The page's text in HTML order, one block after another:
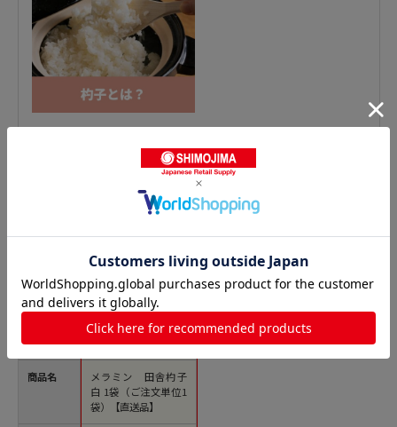
おたま・レードルの人気商品との比較
商品名
メラミン 田舎杓子
白 1袋（ご注文単位1
袋）【直送品】